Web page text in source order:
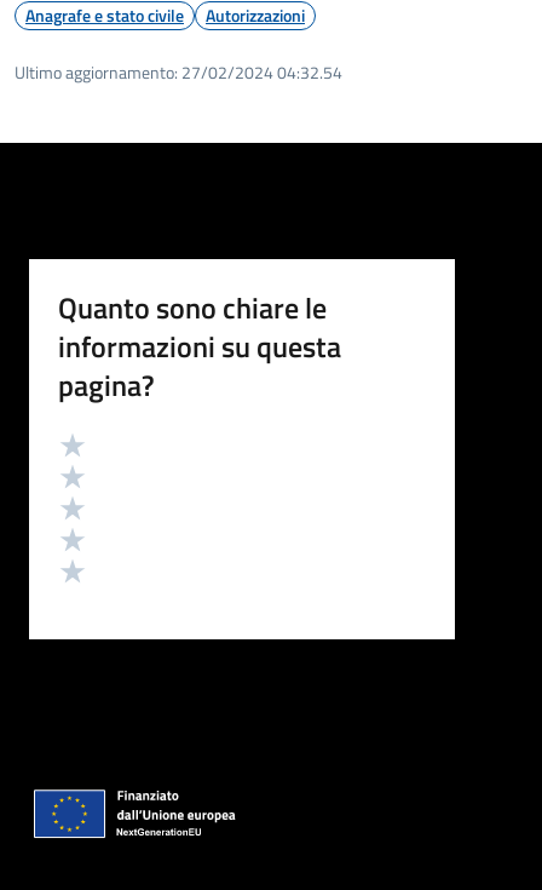
Anagrafe e stato civile Autorizzazioni
Ultimo aggiornamento: 27/02/2024 04:32.54
Quanto sono chiare le
informazioni su questa
pagina?
Valutazione